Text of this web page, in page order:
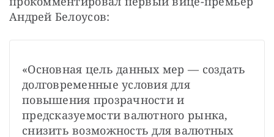
Андрей Белоусов:
«Основная цель данных мер — создать
долговременные условия для
повышения прозрачности и
предсказуемости валютного рынка,
снизить возможность для валютных